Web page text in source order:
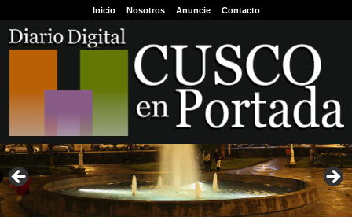
Inicio Nosotros Anuncie Contacto